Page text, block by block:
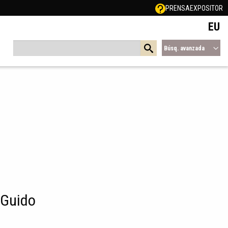
PRENSAEXPOSITOR
EU
Búsq. avanzada